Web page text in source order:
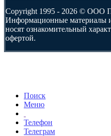
Copyright 1995 - 2026 © ООО
Информационные материалы
носят ознакомительный
офертой.
Поиск
Меню
Телефон
Телеграм